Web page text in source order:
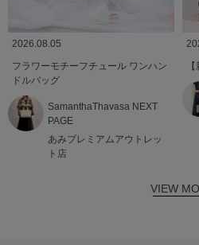
2026.08.05
フラワーモチーフチュール ワンハン
ドルバッグ
SamanthaThavasa NEXT
PAGE
あみプレミアムアウトレッ
ト店
VIEW